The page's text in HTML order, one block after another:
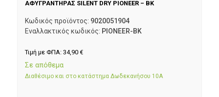
ΑΦΥΓΡΑΝΤΗΡΑΣ SILENT DRY PIONEER – BK
Κωδικός προϊόντος: 9020051904
Εναλλακτικός κωδικός: PIONEER-BK
Τιμή με ΦΠΑ: 34,90 €
Σε απόθεμα
Διαθέσιμο και στο κατάστημα Δωδεκανήσου 10Α